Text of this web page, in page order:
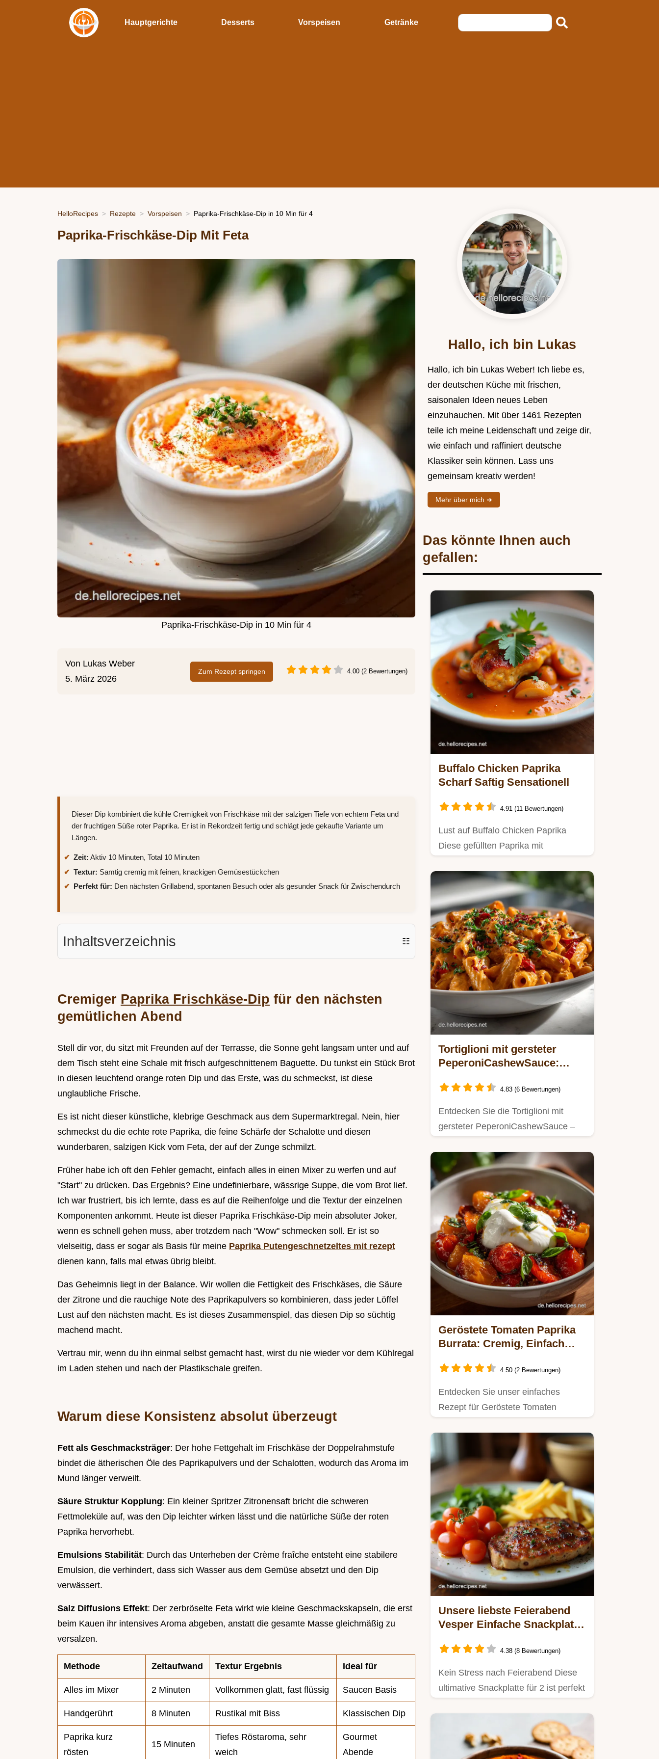
Hauptgerichte Desserts Vorspeisen Getränke
HelloRecipes Rezepte Vorspeisen Paprika-Frischkäse-Dip in 10 Min für 4
Paprika-Frischkäse-Dip Mit Feta
Paprika-Frischkäse-Dip in 10 Min für 4
Von Lukas Weber
5. März 2026
Zum Rezept springen 4.00 (2 Bewertungen)
Dieser Dip kombiniert die kühle Cremigkeit von Frischkäse mit der salzigen Tiefe von echtem Feta und
der fruchtigen Süße roter Paprika. Er ist in Rekordzeit fertig und schlägt jede gekaufte Variante um
Längen.
Zeit: Aktiv 10 Minuten, Total 10 Minuten
Textur: Samtig cremig mit feinen, knackigen Gemüsestückchen
Perfekt für: Den nächsten Grillabend, spontanen Besuch oder als gesunder Snack für Zwischendurch
Inhaltsverzeichnis ☷
Cremiger Paprika Frischkäse-Dip für den nächsten
gemütlichen Abend
Stell dir vor, du sitzt mit Freunden auf der Terrasse, die Sonne geht langsam unter und auf
dem Tisch steht eine Schale mit frisch aufgeschnittenem Baguette. Du tunkst ein Stück Brot
in diesen leuchtend orange roten Dip und das Erste, was du schmeckst, ist diese
unglaubliche Frische.
Es ist nicht dieser künstliche, klebrige Geschmack aus dem Supermarktregal. Nein, hier
schmeckst du die echte rote Paprika, die feine Schärfe der Schalotte und diesen
wunderbaren, salzigen Kick vom Feta, der auf der Zunge schmilzt.
Früher habe ich oft den Fehler gemacht, einfach alles in einen Mixer zu werfen und auf
"Start" zu drücken. Das Ergebnis? Eine undefinierbare, wässrige Suppe, die vom Brot lief.
Ich war frustriert, bis ich lernte, dass es auf die Reihenfolge und die Textur der einzelnen
Komponenten ankommt. Heute ist dieser Paprika Frischkäse-Dip mein absoluter Joker,
wenn es schnell gehen muss, aber trotzdem nach "Wow" schmecken soll. Er ist so
vielseitig, dass er sogar als Basis für meine Paprika Putengeschnetzeltes mit rezept
dienen kann, falls mal etwas übrig bleibt.
Das Geheimnis liegt in der Balance. Wir wollen die Fettigkeit des Frischkäses, die Säure
der Zitrone und die rauchige Note des Paprikapulvers so kombinieren, dass jeder Löffel
Lust auf den nächsten macht. Es ist dieses Zusammenspiel, das diesen Dip so süchtig
machend macht.
Vertrau mir, wenn du ihn einmal selbst gemacht hast, wirst du nie wieder vor dem Kühlregal
im Laden stehen und nach der Plastikschale greifen.
Warum diese Konsistenz absolut überzeugt
Fett als Geschmacksträger: Der hohe Fettgehalt im Frischkäse der Doppelrahmstufe
bindet die ätherischen Öle des Paprikapulvers und der Schalotten, wodurch das Aroma im
Mund länger verweilt.
Säure Struktur Kopplung: Ein kleiner Spritzer Zitronensaft bricht die schweren
Fettmoleküle auf, was den Dip leichter wirken lässt und die natürliche Süße der roten
Paprika hervorhebt.
Emulsions Stabilität: Durch das Unterheben der Crème fraîche entsteht eine stabilere
Emulsion, die verhindert, dass sich Wasser aus dem Gemüse absetzt und den Dip
verwässert.
Salz Diffusions Effekt: Der zerbröselte Feta wirkt wie kleine Geschmackskapseln, die erst
beim Kauen ihr intensives Aroma abgeben, anstatt die gesamte Masse gleichmäßig zu
versalzen.
Methode Zeitaufwand Textur Ergebnis Ideal für
Alles im Mixer 2 Minuten Vollkommen glatt, fast flüssig Saucen Basis
Handgerührt 8 Minuten Rustikal mit Biss Klassischen Dip
Paprika kurz
rösten
15 Minuten
Tiefes Röstaroma, sehr
weich
Gourmet
Abende
Hallo, ich bin Lukas
Hallo, ich bin Lukas Weber! Ich liebe es,
der deutschen Küche mit frischen,
saisonalen Ideen neues Leben
einzuhauchen. Mit über 1461 Rezepten
teile ich meine Leidenschaft und zeige dir,
wie einfach und raffiniert deutsche
Klassiker sein können. Lass uns
gemeinsam kreativ werden!
Mehr über mich ➜
Das könnte Ihnen auch
gefallen:
Buffalo Chicken Paprika
Scharf Saftig Sensationell
4.91 (11 Bewertungen)
Lust auf Buffalo Chicken Paprika
Diese gefüllten Paprika mit
lecker…
Tortiglioni mit gersteter
PeperoniCashewSauce:
4.83 (6 Bewertungen)
Entdecken Sie die Tortiglioni mit
gersteter PeperoniCashewSauce –
Geröstete Tomaten Paprika
Burrata: Cremig, Einfach
4.50 (2 Bewertungen)
Entdecken Sie unser einfaches
Rezept für Geröstete Tomaten
Unsere liebste Feierabend
Vesper Einfache Snackplatte
4.38 (8 Bewertungen)
Kein Stress nach Feierabend Diese
ultimative Snackplatte für 2 ist perfekt